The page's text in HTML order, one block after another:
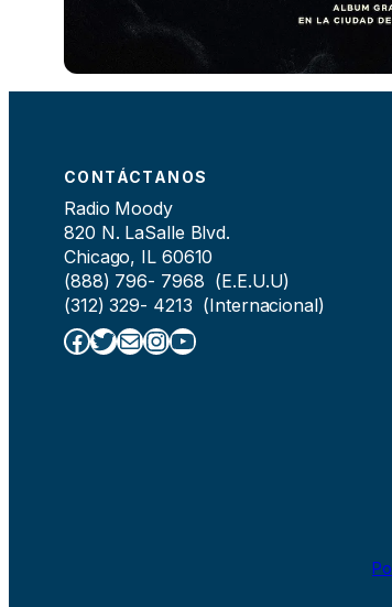
CONTÁCTANOS
Radio Moody
820 N. LaSalle Blvd.
Chicago, IL 60610
(888) 796- 7968 (E.E.U.U)
(312) 329- 4213 (Internacional)
Facebook Twitter Correo electrónico InstagramYouTube